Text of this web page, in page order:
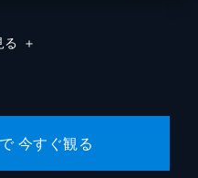
る ＋
今すぐ観る